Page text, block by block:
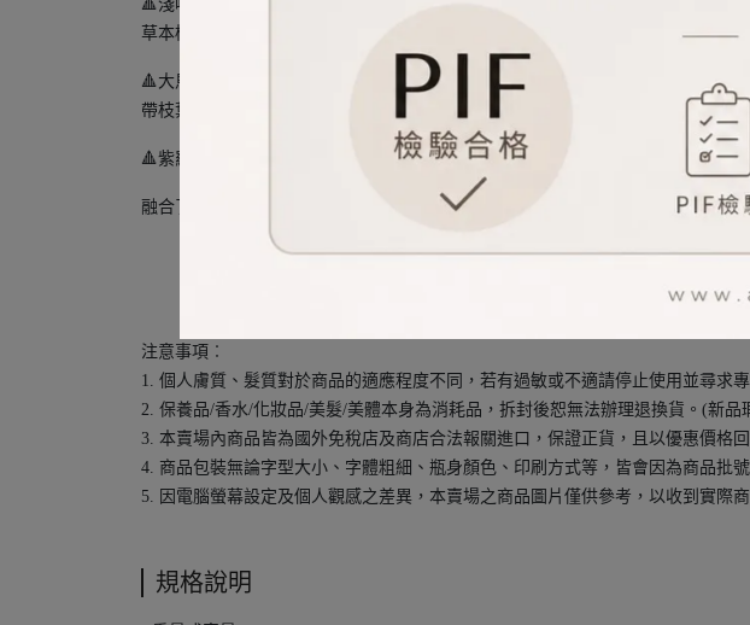
🔺淺吻含羞草
草本植物的清新線意中帶點絨錢的粉質感。不張揚卻很有辨識度。像風吹過，清
🔺大馬士革攻瑰
帶枝葉的荔枝玫瑰，這絲的露珠感。職業綠意很還原卻沒有水中影那樣重。新鮮
🔺紫羅蘭之印
融合了紫羅蘭粉香和微妙清新氣息的香水。這款香水喚起了大自然中剛綻放的花
注意事項︰
1. 個人膚質、髮質對於商品的適應程度不同，若有過敏或不適請停止使用並尋求
2. 保養品/香水/化妝品/美髮/美體本身為消耗品，拆封後恕無法辦理退換貨。(新品
3. 本賣場內商品皆為國外免稅店及商店合法報關進口，保證正貨，且以優惠價格
4. 商品包裝無論字型大小、字體粗細、瓶身顏色、印刷方式等，皆會因為商品批
5. 因電腦螢幕設定及個人觀感之差異，本賣場之商品圖片僅供參考，以收到實際
規格說明